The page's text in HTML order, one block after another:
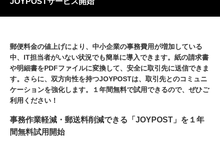
郵便料金の値上げにより、中小企業の事務費用が増加している
中、IT担当者がいない状況でも簡単に導入できます。紙の請求書
や明細書をPDFファイルに変換して、安全に取引先に送信できま
す。さらに、双方向性を持つJOYPOSTは、取引先とのコミュニ
ケーションを強化します。１年間無料で試用できるので、ぜひご
利用ください！
事務作業軽減・郵送料削減できる「JOYPOST」を１年
間無料試用開始